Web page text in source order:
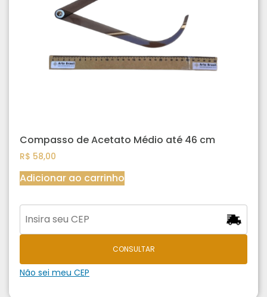
Compasso de Acetato Médio até 46 cm
R$ 58,00
Adicionar ao carrinho
CONSULTAR
Não sei meu CEP